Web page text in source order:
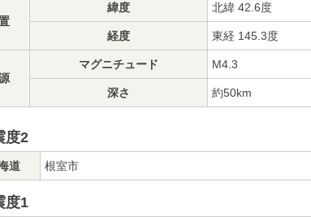
緯度 北緯 42.6度
経度 東経 145.3度
マグニチュード M4.3
深さ 約50km
度2
道 根室市
度1